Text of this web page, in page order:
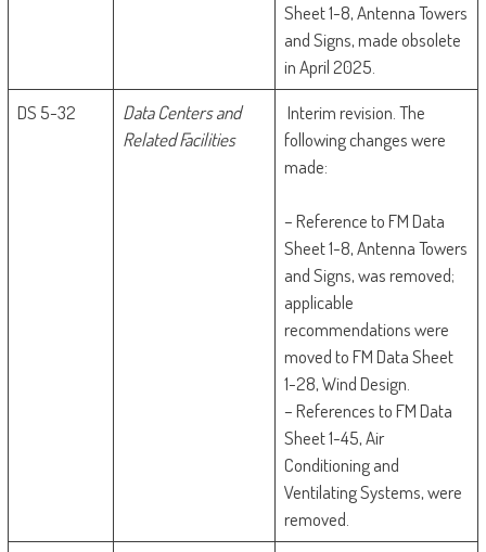
Sheet 1-8, Antenna Towers
and Signs, made obsolete
in April 2025.
DS 5-32
Data Centers and
Related Facilities
Interim revision. The
following changes were
made:
– Reference to FM Data
Sheet 1-8, Antenna Towers
and Signs, was removed;
applicable
recommendations were
moved to FM Data Sheet
1-28, Wind Design.
– References to FM Data
Sheet 1-45, Air
Conditioning and
Ventilating Systems, were
removed.